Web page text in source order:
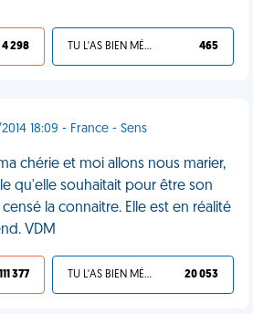
4 298 TU L'AS BIEN MÉRITÉ 465
18:09 - France - Sens
chérie et moi allons nous marier,
qu'elle souhaitait pour être son
la connaitre. Elle est en réalité
VDM
111 377 TU L'AS BIEN MÉRITÉ 20 053